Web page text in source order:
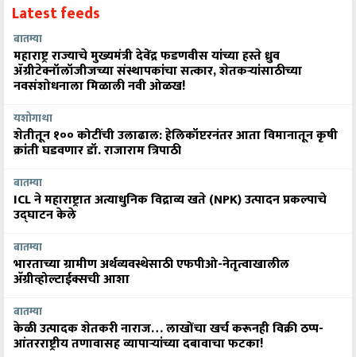
Latest feeds
बातम्या
महाराष्ट्र राज्याचे मुख्यमंत्री देवेंद्र फडणवीस यांच्या हस्ते ध्रुव
ॲग्रीटेक्नॉलॉजीजच्या संस्थापकांचा सत्कार, शेतकऱ्यांसाठीच्या
नवसंशोधनाला मिळाली नवी ओळख!
यशोगाथा
शेतीतून १०० कोटींची उलाढाल: हेलिकॉप्टरनंतर आता विमानातून कृषी
क्रांती घडवणार डॉ. राजाराम त्रिपाठी
बातम्या
ICL ने महाराष्ट्रात अत्याधुनिक विद्राव्य खते (NPK) उत्पादन प्रकल्पाचे
उद्घाटन केले
बातम्या
भारताच्या ग्रामीण अर्थव्यवस्थेसाठी एफपीओ-नेतृत्वाखालील
अ‍ॅग्रीव्होल्टाईक्सची आशा
बातम्या
केळी उत्पादक शेतकरी नाराज… लाखोंचा खर्च करूनही विक्री ठप्प-
आंतरराष्ट्रीय तणावासह व्यापाऱ्यांच्या दबावाचा फटका!